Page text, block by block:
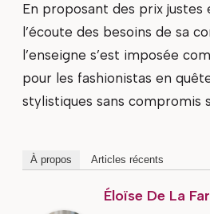
En proposant des prix justes
l’écoute des besoins de sa
l’enseigne s’est imposée
pour les fashionistas en
stylistiques sans compromis
À propos Articles récents
Éloïse De La